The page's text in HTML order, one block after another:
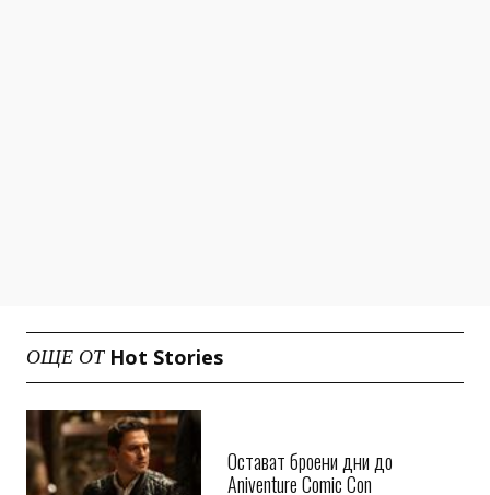
ОЩЕ ОТ Hot Stories
Остават броени дни до
Aniventure Comic Con